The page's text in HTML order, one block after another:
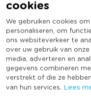
cookies
We gebruiken cookies
personaliseren, om
ons websiteverkeer te
over uw gebruik van
media, adverteren en
gegevens combineren
verstrekt of die ze
van hun services. Lees
Tip: smeer de kartonnen
voordat je gaat plakken
* Letter T
* Leuk om zelf te
* Gemaakt van karton
Specificaties
Artikelnummer
Online Only
Materiaal
Productbreedte (cm)
Kleur